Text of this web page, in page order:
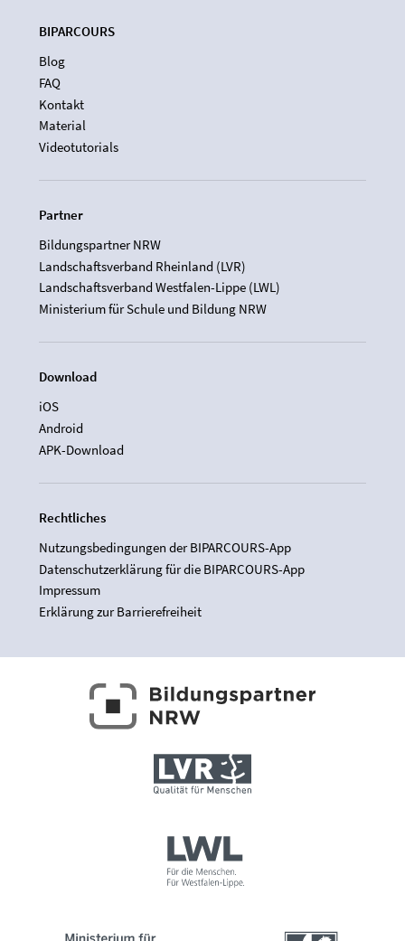
BIPARCOURS
Blog
FAQ
Kontakt
Material
Videotutorials
Partner
Bildungspartner NRW
Landschaftsverband Rheinland (LVR)
Landschaftsverband Westfalen-Lippe (LWL)
Ministerium für Schule und Bildung NRW
Download
iOS
Android
APK-Download
Rechtliches
Nutzungsbedingungen der BIPARCOURS-App
Datenschutzerklärung für die BIPARCOURS-App
Impressum
Erklärung zur Barrierefreiheit